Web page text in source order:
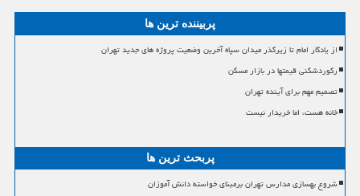
پربیننده ترین ها
از یادگار امام تا زیرگذر میدان سپاه آخرین وضعیت پروژه های جدید تهران
رکوردشکنی قیمتها در بازار مسکن
تصمیم مهم برای آینده تهران
خانه هست، اما خریدار نیست
پربحث ترین ها
شروع بهسازی مدارس تهران برمبنای خواسته دانش آموزان